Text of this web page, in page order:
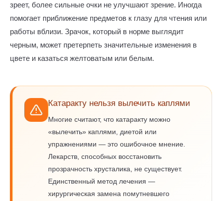
зреет, более сильные очки не улучшают зрение. Иногда
помогает приближение предметов к глазу для чтения или
работы вблизи. Зрачок, который в норме выглядит
черным, может претерпеть значительные изменения в
цвете и казаться желтоватым или белым.
Катаракту нельзя вылечить каплями
Многие считают, что катаракту можно
«вылечить» каплями, диетой или
упражнениями — это ошибочное мнение.
Лекарств, способных восстановить
прозрачность хрусталика, не существует.
Единственный метод лечения —
хирургическая замена помутневшего